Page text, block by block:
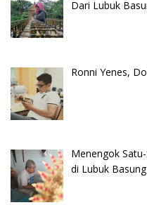
Dari Lubuk
Ronni Yenes,
Menengok
di Lubuk Basung